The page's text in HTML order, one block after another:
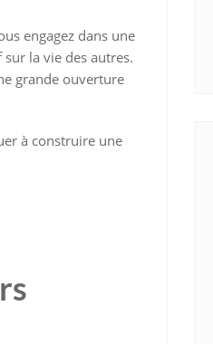
engagez dans une
la vie des autres.
grande ouverture
à construire une